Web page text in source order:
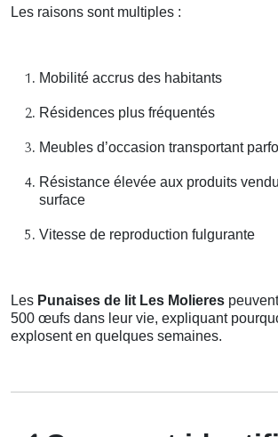
Les raisons sont multiples :
Mobilité accrus des habitants
Résidences plus fréquentés
Meubles d’occasion transportant
Résistance élevée aux produits
surface
Vitesse de reproduction fulgurante
Les Punaises de lit Les Molieres
500 œufs dans leur vie, expliquant
explosent en quelques semaines.